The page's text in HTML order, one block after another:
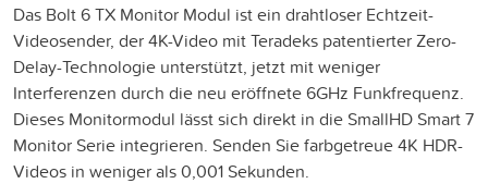
Das Bolt 6 TX Monitor Modul ist ein drahtloser Echtzeit-
Videosender, der 4K-Video mit Teradeks patentierter Zero-
Delay-Technologie unterstützt, jetzt mit weniger
Interferenzen durch die neu eröffnete 6GHz Funkfrequenz.
Dieses Monitormodul lässt sich direkt in die SmallHD Smart 7
Monitor Serie integrieren. Senden Sie farbgetreue 4K HDR-
Videos in weniger als 0,001 Sekunden.